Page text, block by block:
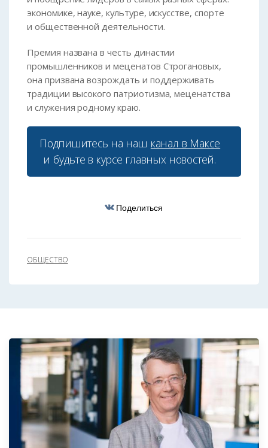
экономике, науке, культуре, искусстве, спорте
и общественной деятельности.
Премия названа в честь династии
промышленников и меценатов Строгановых,
она призвана возрождать и поддерживать
традиции высокого патриотизма, меценатства
и служения родному краю.
Подпишитесь на наш канал в Максе
и будьте в курсе главных новостей.
Поделиться
ОБЩЕСТВО